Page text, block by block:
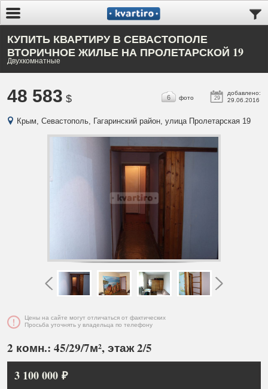
КУПИТЬ КВАРТИРУ В СЕВАСТОПОЛЕ
ВТОРИЧНОЕ ЖИЛЬЕ НА ПРОЛЕТАРСКОЙ 19
Двухкомнатные
48 583 $ 29
добавлено:
29.06.2016
6 фото
Крым, Севастополь, Гагаринский район, улица Пролетарская 19
Цены на сайте могут отличаться от фактических
Просьба уточнять у владельца по телефону
2 комн.: 45/29/7м², этаж 2/5
3 100 000 ₽